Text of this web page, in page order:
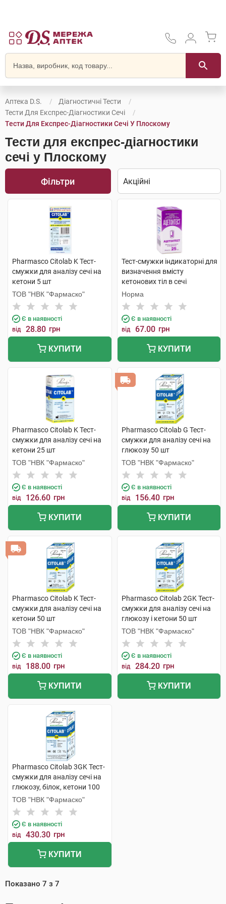
Аптека D.S.
Діагностичні Тести
Тести Для Експрес-Діагностики Сечі
Тести Для Експрес-Діагностики Сечі У Плоскому
Тести для експрес-діагностики
сечі у Плоскому
Фільтри
Pharmasco Citolab K Тест-
смужки для аналізу сечі на
кетони 5 шт
ТОВ "НВК "Фармаско"
Є в наявності
від 28.80 грн
КУПИТИ
Тест-смужки індикаторні для
визначення вмісту
кетонових тіл в сечі
Ацетонтест 25 шт
Норма
Є в наявності
від 67.00 грн
КУПИТИ
Pharmasco Citolab K Тест-
смужки для аналізу сечі на
кетони 25 шт
ТОВ "НВК "Фармаско"
Є в наявності
від 126.60 грн
КУПИТИ
Pharmasco Citolab G Тест-
смужки для аналізу сечі на
глюкозу 50 шт
ТОВ "НВК "Фармаско"
Є в наявності
від 156.40 грн
КУПИТИ
Pharmasco Citolab K Тест-
смужки для аналізу сечі на
кетони 50 шт
ТОВ "НВК "Фармаско"
Є в наявності
від 188.00 грн
КУПИТИ
Pharmasco Citolab 2GK Тест-
смужки для аналізу сечі на
глюкозу і кетони 50 шт
ТОВ "НВК "Фармаско"
Є в наявності
від 284.20 грн
КУПИТИ
Pharmasco Citolab 3GK Тест-
смужки для аналізу сечі на
глюкозу, білок, кетони 100
шт
ТОВ "НВК "Фармаско"
Є в наявності
від 430.30 грн
КУПИТИ
Показано 7 з 7